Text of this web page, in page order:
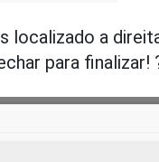
localizado a
para finalizar!